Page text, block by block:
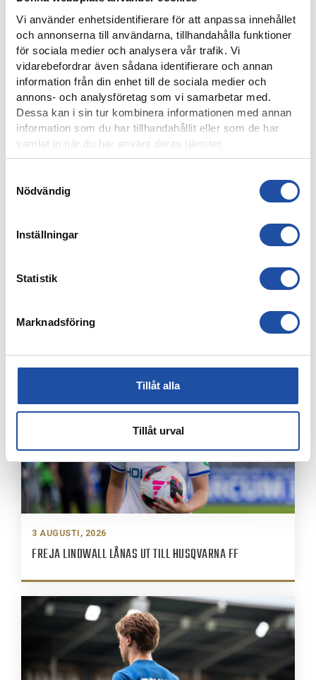
Vi använder enhetsidentifierare för att anpassa innehållet
och annonserna till användarna, tillhandahålla funktioner
för sociala medier och analysera vår trafik. Vi
vidarebefordrar även sådana identifierare och annan
information från din enhet till de sociala medier och
annons- och analysföretag som vi samarbetar med.
Dessa kan i sin tur kombinera informationen med annan
information som du har tillhandahållit eller som de har
samlat in när du har använt deras tjänster.
Nödvändig
Inställningar
Statistik
Marknadsföring
Tillåt alla
Tillåt urval
4 AUGUSTI, 2026
FARTFYLLD OCH TÄT MATCH I LIGACUPEN – KYLIAN
NÄTADE MOT DJURGÅRDEN
ÅRSKORTARE: HÄMTA UT ERA KAMRATBILJETTER!
3 AUGUSTI, 2026
FREJA LINDWALL LÅNAS UT TILL HUSQVARNA FF